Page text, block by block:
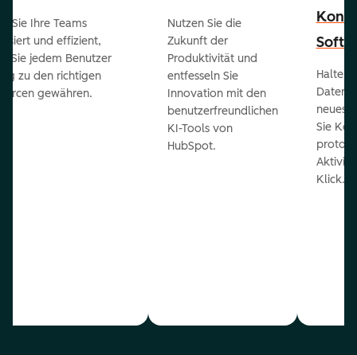
Sie Ihre Teams
und effizient,
Sie jedem Benutzer
zu den richtigen
gewähren.
Nutzen Sie die
Zukunft der
Produktivität und
entfesseln Sie
Innovation mit den
benutzerfreundlichen
KI-Tools von
HubSpot.
Halten
Daten
Sie
Klick.